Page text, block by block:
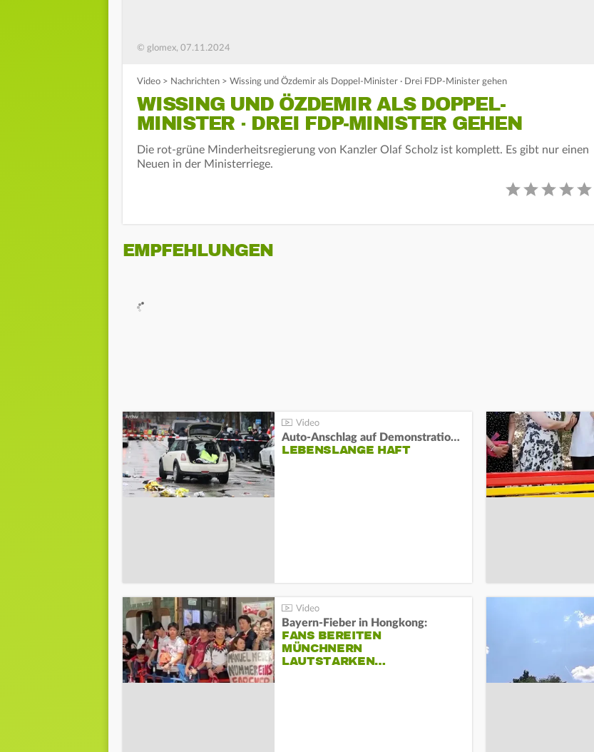
© glomex, 07.11.2024
Video > Nachrichten > Wissing und Özdemir als Doppel-Minister · Drei FDP-Minister gehen
WISSING UND ÖZDEMIR ALS DOPPEL-
MINISTER · DREI FDP-MINISTER GEHEN
Die rot-grüne Minderheitsregierung von Kanzler Olaf Scholz ist komplett. Es gibt nur einen
Neuen in der Ministerriege.
EMPFEHLUNGEN
Auto-Anschlag auf Demonstration in München:
LEBENSLANGE HAFT
Bayern-Fieber in Hongkong:
FANS BEREITEN
MÜNCHNERN
LAUTSTARKEN…